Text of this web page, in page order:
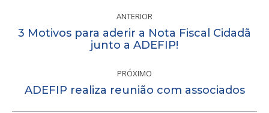
post:
ANTERIOR
Post
3 Motivos para aderir a Nota Fiscal Cidadã
junto a ADEFIP!
PRÓXIMO
Próximo
ADEFIP realiza reunião com associados